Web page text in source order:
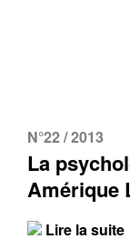
N°22 / 2013
La
Amérique
Lire la suite